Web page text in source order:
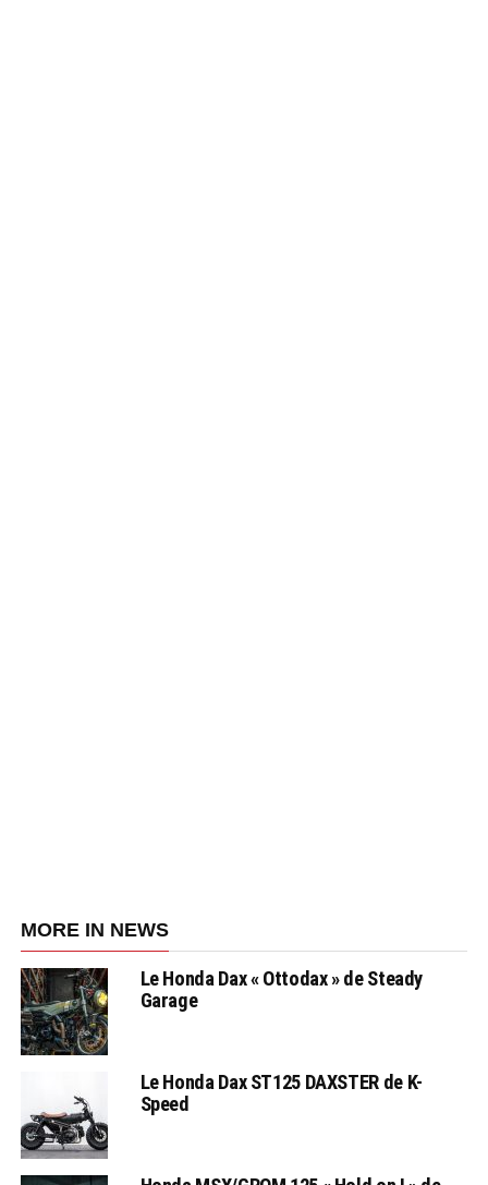
MORE IN NEWS
Le Honda Dax « Ottodax » de Steady
Garage
Le Honda Dax ST125 DAXSTER de K-
Speed